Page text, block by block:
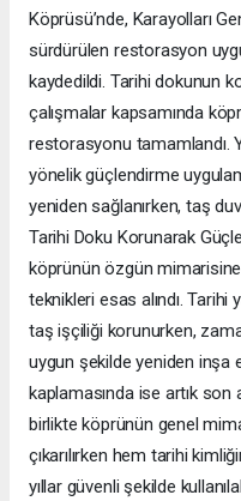
Köprüsü’nde, Karayolları
sürdürülen restorasyon
kaydedildi. Tarihi dokunun
çalışmalar kapsamında
restorasyonu tamamlandı.
yönelik güçlendirme
yeniden sağlanırken, taş
Tarihi Doku Korunarak
köprünün özgün mimarisine
teknikleri esas alındı. Tarihi
taş işçiliği korunurken,
uygun şekilde yeniden inşa
kaplamasında ise artık son
birlikte köprünün genel
çıkarılırken hem tarihi
yıllar güvenli şekilde